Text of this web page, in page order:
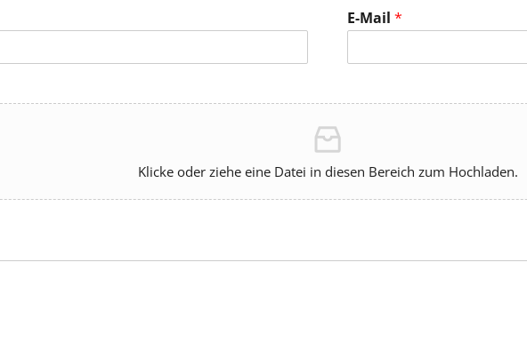
E-Mail *
Klicke oder ziehe eine Datei in diesen Bereich zum Hochladen.